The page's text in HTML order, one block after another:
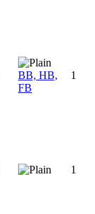
BB, HB,
FB
1
1